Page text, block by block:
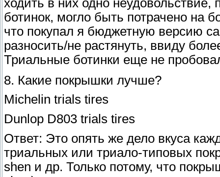
ходить в них одно
ботинок, могло быть потрачено на
что покупал я бюджетную версию
разносить/не растянуть, ввиду
Триальные ботинки еще не
8. Какие покрышки лучше?
Michelin trials tires
Dunlop D803 trials tires
Ответ: Это опять же дело вкуса
триальных или триало-типовых
shen и др. Только потому, что